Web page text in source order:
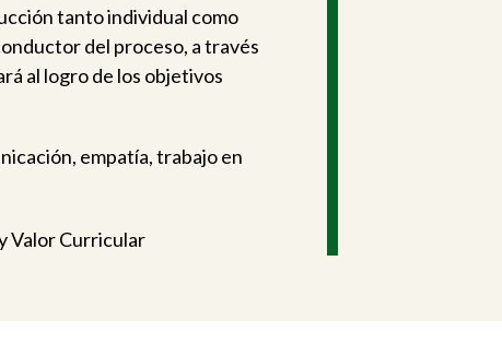
tanto individual como
del proceso, a través
al logro de los objetivos
empatía, trabajo en
Valor Curricular